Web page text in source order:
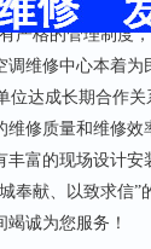
严格的管理制度
调维修中心本着
位达成长期合作
维修质量和维修
丰富的现场设计
奉献、以致求信
诚为您服务！